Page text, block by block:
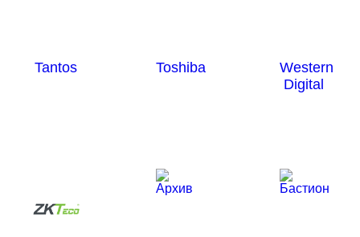
Tantos Toshiba
Western
Digital